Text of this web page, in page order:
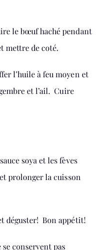
le bœuf haché pendant
mettre de coté.
l’huile à feu moyen et
et l’ail. Cuire
soya et les fèves
prolonger la cuisson
déguster! Bon appétit!
se conservent pas